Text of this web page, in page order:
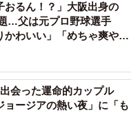
おるん！？」大阪出身の
…父は元プロ野球選手
かわいい」「めちゃ爽や
会った運命的カップル
ョージアの熱い夜」に「も